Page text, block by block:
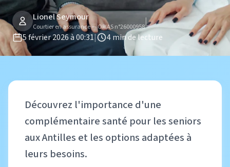
Lionel Seymour
Courtier en assurance — ORIAS n°26000958
|
5 février 2026 à 00:31| 4 min de lecture
Découvrez l'importance d'une
complémentaire santé pour les seniors
aux Antilles et les options adaptées à
leurs besoins.